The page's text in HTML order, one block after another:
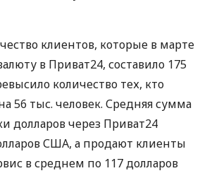
клиентов, которые в марте
в Приват24, составило 175
количество тех, кто
56 тыс. человек. Средняя сумма
долларов через Приват24
США, а продают клиенты
в среднем по 117 долларов